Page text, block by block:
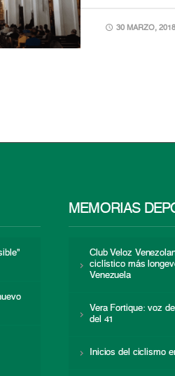
30 MARZO,
MEMORIAS
Club Veloz
ciclístico más
Venezuela
Vera Fortique: voz
del 41
Inicios del ciclismo